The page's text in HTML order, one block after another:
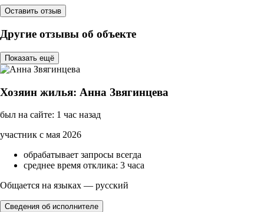
Оставить отзыв
Другие отзывы об объекте
Показать ещё
Хозяин жилья: Анна Звягинцева
был на сайте: 1 час назад
участник с мая 2026
обрабатывает запросы всегда
среднее время отклика: 3 часа
Общается на языках — русский
Сведения об исполнителе